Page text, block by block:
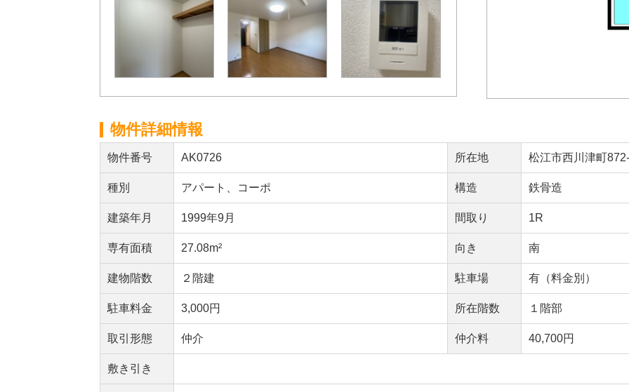
物件詳細情報
物件番号 AK0726 所在地 松江市西川津町
種別 アパート、コーポ 構造 鉄骨造
建築年月 1999年9月 間取り 1R
専有面積 27.08m² 向き 南
建物階数 ２階建 駐車場 有（料金別）
駐車料金 3,000円 所在階数 １階部
取引形態 仲介 仲介料 40,700円
敷き引き